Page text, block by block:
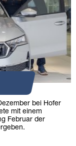
bei Hofer
mit einem
Februar der